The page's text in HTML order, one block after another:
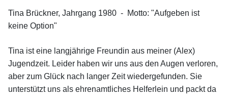
Tina Brückner, Jahrgang 1980 - Motto: "Aufgeben ist
keine Option"
Tina ist eine langjährige Freundin aus meiner (Alex)
Jugendzeit. Leider haben wir uns aus den Augen verloren,
aber zum Glück nach langer Zeit wiedergefunden. Sie
unterstützt uns als ehrenamtliches Helferlein und packt da